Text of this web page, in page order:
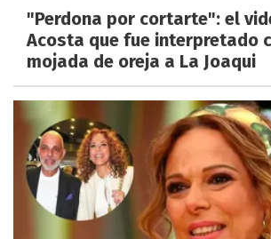
"Perdona por cortarte": el
Acosta que fue interpretado
mojada de oreja a La Joaqui